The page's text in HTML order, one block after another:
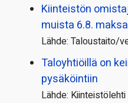
Kiinteistön
muista 6.8.
Lähde: Taloustaito/
Taloyhtiöillä on
pysäköintiin
Lähde: Kiinteistölehti